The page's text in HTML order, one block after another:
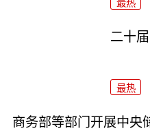
最热
二十
最热
商务部等部门开展中央